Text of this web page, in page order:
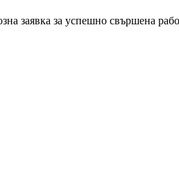
заявка за успешно свършена